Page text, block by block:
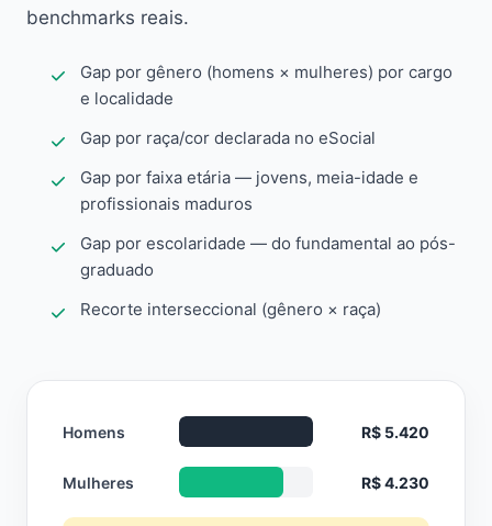
benchmarks reais.
Gap por gênero (homens × mulheres) por cargo
e localidade
Gap por raça/cor declarada no eSocial
Gap por faixa etária — jovens, meia-idade e
profissionais maduros
Gap por escolaridade — do fundamental ao pós-
graduado
Recorte interseccional (gênero × raça)
Homens R$ 5.420
Mulheres R$ 4.230